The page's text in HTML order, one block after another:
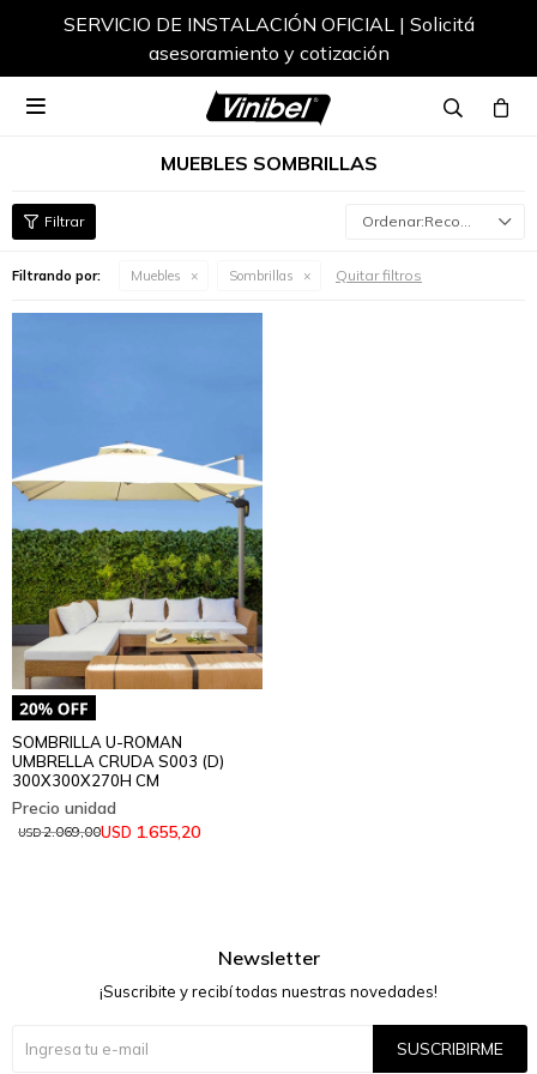
SERVICIO DE INSTALACIÓN OFICIAL | Solicitá
asesoramiento y cotización

MUEBLES SOMBRILLAS
Recomendados
Filtrando por: Muebles Sombrillas Quitar filtros
SOMBRILLA U-ROMAN
UMBRELLA CRUDA S003 (D)
300X300X270H CM
USD 1.655,20
USD2.069,00
Newsletter
¡Suscribite y recibí todas nuestras novedades!
SUSCRIBIRME